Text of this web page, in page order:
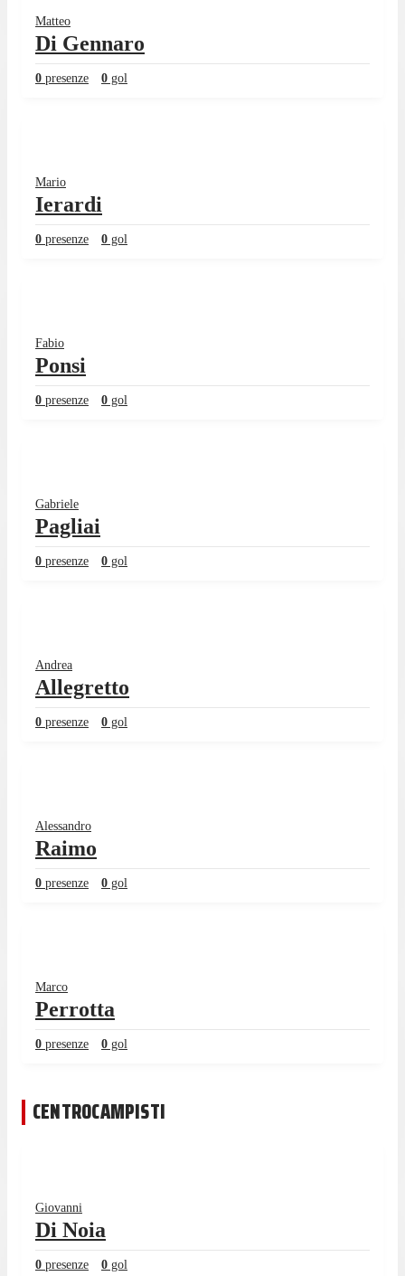
Matteo
Di Gennaro
0 presenze 0 gol
Mario
Ierardi
0 presenze 0 gol
Fabio
Ponsi
0 presenze 0 gol
Gabriele
Pagliai
0 presenze 0 gol
Andrea
Allegretto
0 presenze 0 gol
Alessandro
Raimo
0 presenze 0 gol
Marco
Perrotta
0 presenze 0 gol
CENTROCAMPISTI
Giovanni
Di Noia
0 presenze 0 gol